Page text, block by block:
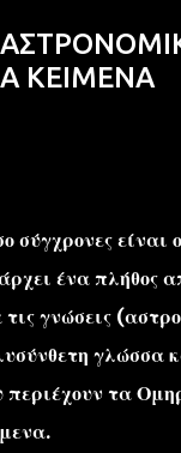
ΚΕΙΜΕΝΑ
σύγχρονες είναι
ένα πλήθος
τις γνώσεις
γλώσσα
περιέχουν τα